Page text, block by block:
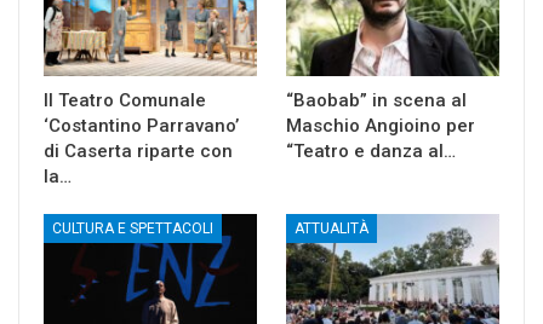
Il Teatro Comunale
‘Costantino Parravano’
di Caserta riparte con
la…
“Baobab” in scena al
Maschio Angioino per
“Teatro e danza al…
CULTURA E SPETTACOLI ATTUALITÀ